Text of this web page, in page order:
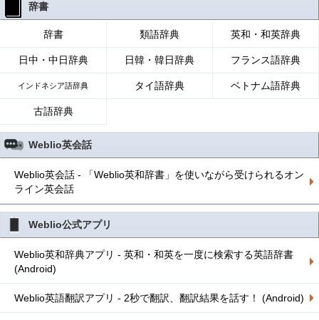
辞書
辞書 類語辞典 英和・和英辞典
日中・中日辞典 日韓・韓日辞典 フランス語辞典
インドネシア語辞典 タイ語辞典 ベトナム語辞典
古語辞典
Weblio英会話
Weblio英会話 - 「Weblio英和辞書」を使いながら受けられるオン
ライン英会話
Weblio公式アプリ
Weblio英和辞典アプリ - 英和・和英を一度に検索する英語辞書
(Android)
Weblio英語翻訳アプリ - 2秒で翻訳、翻訳結果を話す！ (Android)